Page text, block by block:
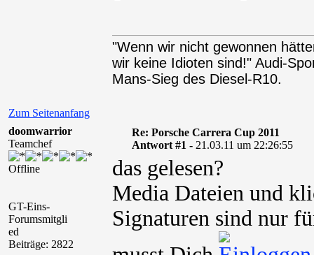
Zum Seitenanfang
"Wenn wir nicht gewonnen
wir keine Idioten sind!" Audi-
Mans-Sieg des Diesel-R10.
doomwarrior
Teamchef
Offline
GT-Eins-
Forumsmitgli
ed
Beiträge: 2822
Re: Porsche Carrera Cup 2011
Antwort #1 - 21.03.11 um 22:26:55
das gelesen?
Media Dateien und
Signaturen sind nur